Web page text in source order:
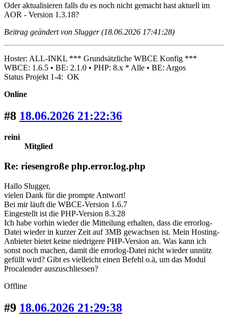
Oder aktualisieren falls du es noch nicht gemacht hast aktuell im
AOR - Version 1.3.18?
Beitrag geändert von Slugger (18.06.2026 17:41:28)
Hoster: ALL-INKL *** Grundsätzliche WBCE Konfig ***
WBCE: 1.6.5 • BE: 2.1.0 • PHP: 8.x * Alle • BE: Argos
Status Projekt 1-4: OK
Online
#8 18.06.2026 21:22:36
reini
Mitglied
Re: riesengroße php.error.log.php
Hallo Slugger,
vielen Dank für die prompte Antwort!
Bei mir läuft die WBCE-Version 1.6.7
Eingestellt ist die PHP-Version 8.3.28
Ich habe vorhin wieder die Mitteilung erhalten, dass die errorlog-
Datei wieder in kurzer Zeit auf 3MB gewachsen ist. Mein Hosting-
Anbieter bietet keine niedrigere PHP-Version an. Was kann ich
sonst noch machen, damit die errorlog-Datei nicht wieder unnütz
gefüllt wird? Gibt es vielleicht einen Befehl o.ä, um das Modul
Procalender auszuschliessen?
Offline
#9 18.06.2026 21:29:38